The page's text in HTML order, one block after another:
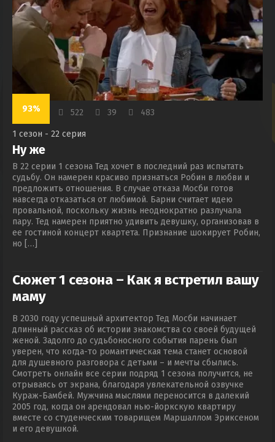
93% 522 39 483
1 сезон - 22 серия
Ну же
В 22 серии 1 сезона Тед хочет в последний раз испытать
судьбу. Он намерен красиво признаться Робин в любви и
предложить отношения. В случае отказа Мосби готов
навсегда отказаться от любимой. Барни считает идею
провальной, поскольку жизнь неоднократно разлучала
пару. Тед намерен приятно удивить девушку, организовав в
ее гостиной концерт квартета. Признание шокирует Робин,
но […]
Сюжет 1 сезона – Как я встретил вашу
маму
В 2030 году успешный архитектор Тед Мосби начинает
длинный рассказ об истории знакомства со своей будущей
женой. Задолго до судьбоносного события парень был
уверен, что когда-то романтическая тема станет основой
для душевного разговора с детьми – и мечты сбылись.
Смотреть онлайн все серии подряд 1 сезона получится, не
отрываясь от экрана, благодаря увлекательной озвучке
Кураж-Бамбей. Мужчина мыслями переносится в далекий
2005 год, когда он арендовал нью-йоркскую квартиру
вместе со студенческим товарищем Маршаллом Эриксеном
и его девушкой.